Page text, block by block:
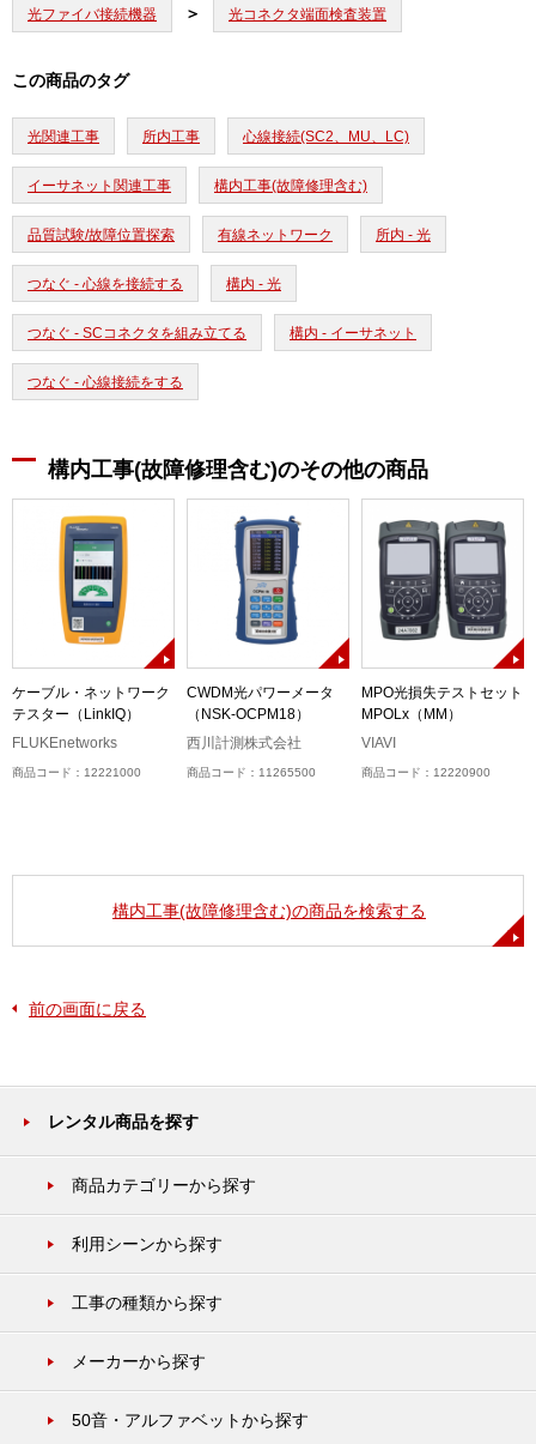
光ファイバ接続機器 光コネクタ端面検査装置
この商品のタグ
光関連工事 所内工事 心線接続(SC2、MU、LC)
イーサネット関連工事 構内工事(故障修理含む)
品質試験/故障位置探索 有線ネットワーク 所内 - 光
つなぐ - 心線を接続する 構内 - 光
つなぐ - SCコネクタを組み立てる 構内 - イーサネット
つなぐ - 心線接続をする
構内工事(故障修理含む)のその他の商品
ケーブル・ネットワーク
テスター（LinkIQ）
FLUKEnetworks
商品コード：12221000
CWDM光パワーメータ
（NSK-OCPM18）
西川計測株式会社
商品コード：11265500
MPO光損失テストセット
MPOLx（MM）
VIAVI
商品コード：12220900
構内工事(故障修理含む)の商品を検索する
前の画面に戻る
レンタル商品を探す
商品カテゴリーから探す
利用シーンから探す
工事の種類から探す
メーカーから探す
50音・アルファベットから探す